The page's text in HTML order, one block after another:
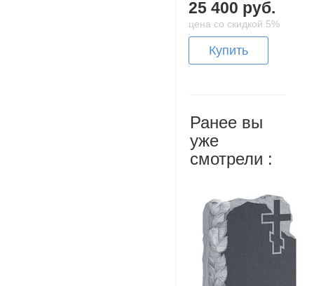
25 400 руб.
цена со скидкой 5%
Купить
Ранее вы
уже
смотрели :